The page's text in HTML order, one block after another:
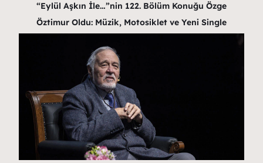
“Eylül Aşkın İle…”nin 122. Bölüm Konuğu Özge
Öztimur Oldu: Müzik, Motosiklet ve Yeni Single